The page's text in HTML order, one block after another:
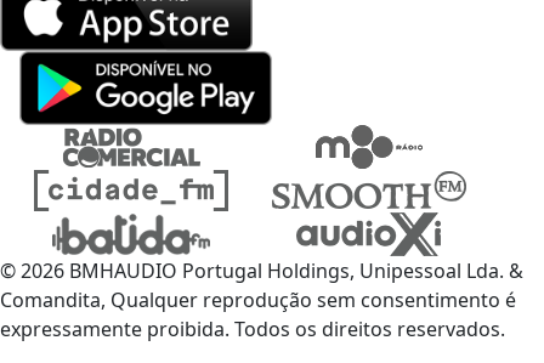
© 2026 BMHAUDIO Portugal Holdings, Unipessoal Lda. &
Comandita, Qualquer reprodução sem consentimento é
expressamente proibida. Todos os direitos reservados.